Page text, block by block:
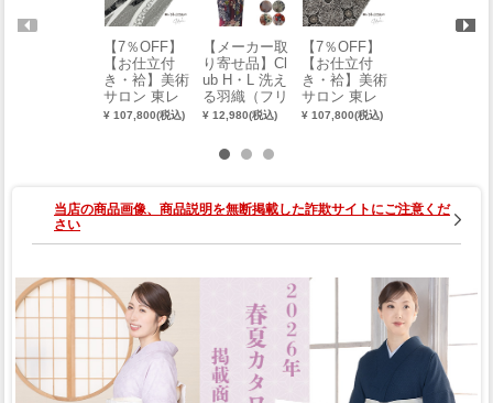
【7％OFF】
【お仕立付
き・袷】美術
サロン 東レ
シルック小紋
¥ 107,800(税込)
【メーカー取
り寄せ品】Cl
ub H・L 洗え
る羽織（フリ
ーサイズ）
¥ 12,980(税込)
【7％OFF】
【お仕立付
き・袷】美術
サロン 東レ
シルック小紋
¥ 107,800(税込)
当店の商品画像、商品説明を無断掲載した詐欺サイトにご注意くだ
さい